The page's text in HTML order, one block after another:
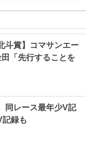
斗賞】コマサンエー
「先行することを
同レース最年少V記
録も